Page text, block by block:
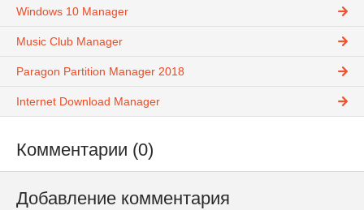
Windows 10 Manager
Music Club Manager
Paragon Partition Manager 2018
Internet Download Manager
Комментарии (0)
Добавление комментария